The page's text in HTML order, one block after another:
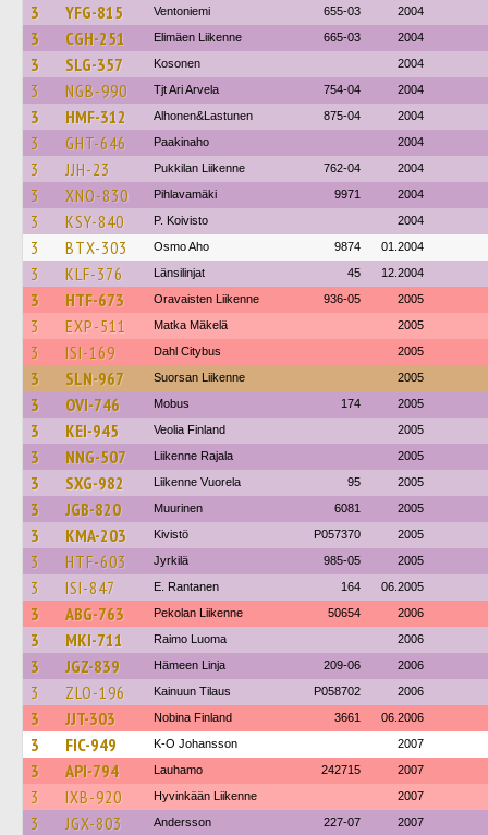
3 YFG-815 Ventoniemi 655-03 2004
3 CGH-251 Elimäen Liikenne 665-03 2004
3 SLG-357 Kosonen 2004
3 NGB-990 Tjt Ari Arvela 754-04 2004
3 HMF-312 Alhonen&Lastunen 875-04 2004
3 GHT-646 Paakinaho 2004
3 JJH-23 Pukkilan Liikenne 762-04 2004
3 XNO-830 Pihlavamäki 9971 2004
3 KSY-840 P. Koivisto 2004
3 BTX-303 Osmo Aho 9874 01.2004
3 KLF-376 Länsilinjat 45 12.2004
3 HTF-673 Oravaisten Liikenne 936-05 2005
3 EXP-511 Matka Mäkelä 2005
3 ISI-169 Dahl Citybus 2005
3 SLN-967 Suorsan Liikenne 2005
3 OVI-746 Mobus 174 2005
3 KEI-945 Veolia Finland 2005
3 NNG-507 Liikenne Rajala 2005
3 SXG-982 Liikenne Vuorela 95 2005
3 JGB-820 Muurinen 6081 2005
3 KMA-203 Kivistö P057370 2005
3 HTF-603 Jyrkilä 985-05 2005
3 ISI-847 E. Rantanen 164 06.2005
3 ABG-763 Pekolan Liikenne 50654 2006
3 MKI-711 Raimo Luoma 2006
3 JGZ-839 Hämeen Linja 209-06 2006
3 ZLO-196 Kainuun Tilaus P058702 2006
3 JJT-303 Nobina Finland 3661 06.2006
3 FIC-949 K-O Johansson 2007
3 API-794 Lauhamo 242715 2007
3 IXB-920 Hyvinkään Liikenne 2007
3 JGX-803 Andersson 227-07 2007